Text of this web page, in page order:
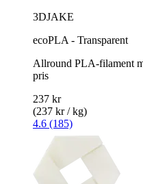
3DJAKE
ecoPLA - Transparent
Allround PLA-filament
pris
237 kr
(237 kr / kg)
4.6 (185)